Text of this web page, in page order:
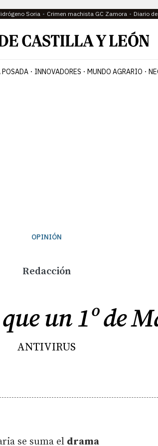
Soria Crimen machista GC Zamora Diario
POSADA INNOVADORES MUNDO AGRARIO
OPINIÓN
Redacción
un 1º de
ANTIVIRUS
se suma el drama